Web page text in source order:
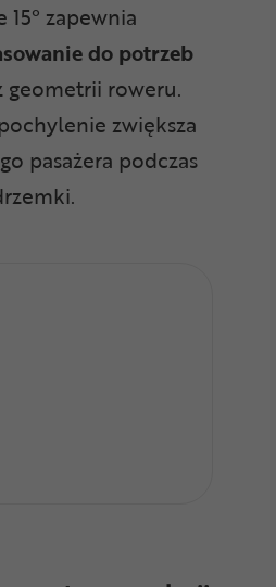
15° zapewnia
do potrzeb
geometrii roweru.
zwiększa
pasażera podczas